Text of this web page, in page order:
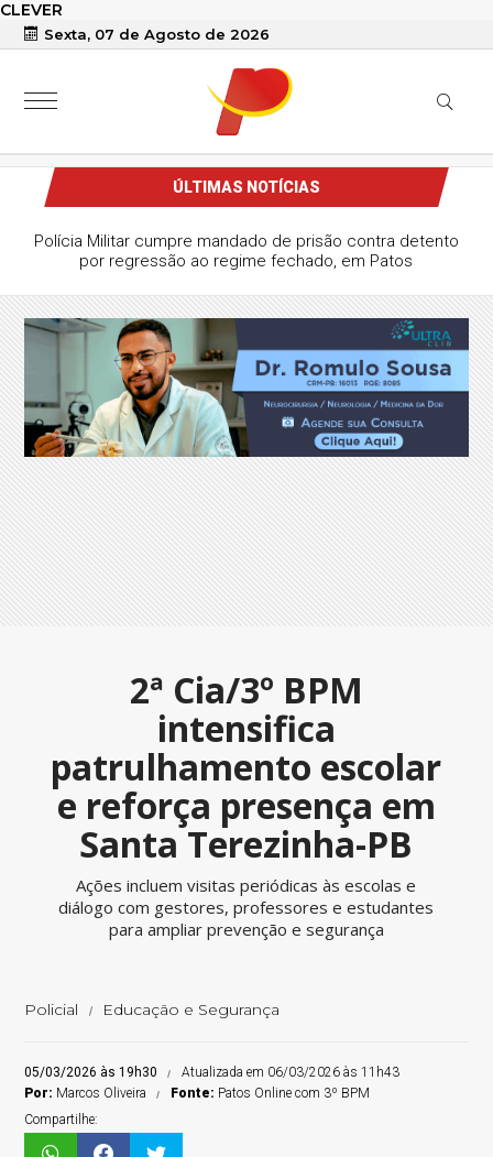
CLEVER
Sexta, 07 de Agosto de 2026
ÚLTIMAS NOTÍCIAS
Polícia Militar cumpre mandado de prisão contra detento
por regressão ao regime fechado, em Patos
2ª Cia/3º BPM
intensifica
patrulhamento escolar
e reforça presença em
Santa Terezinha-PB
Ações incluem visitas periódicas às escolas e
diálogo com gestores, professores e estudantes
para ampliar prevenção e segurança
Policial Educação e Segurança
05/03/2026 às 19h30
Atualizada em 06/03/2026 às 11h43
Por: Marcos Oliveira Fonte: Patos Online com 3º BPM
Compartilhe: